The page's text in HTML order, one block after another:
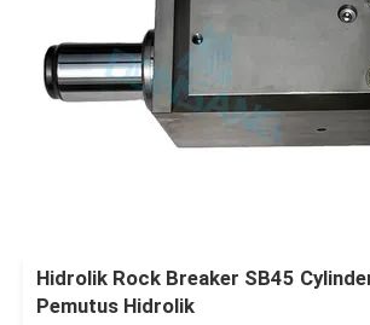
Hidrolik Rock Breaker SB45
Pemutus Hidrolik